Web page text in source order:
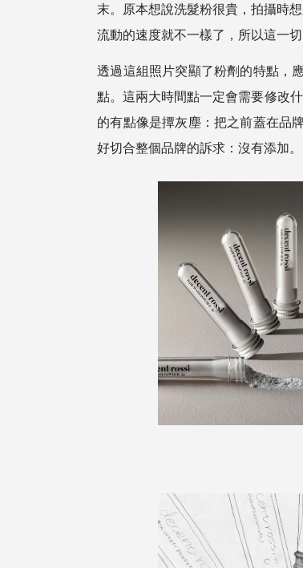
末。原本想說洗髮粉很貴，拍攝時
流動的速度就不一樣了，所以這一
透過這組照片突顯了粉劑的特點，
點。這兩大時間點一定會需要修改
的有點像是撢灰塵：把之前蓋在品
好切合整個品牌的訴求：沒有添加。